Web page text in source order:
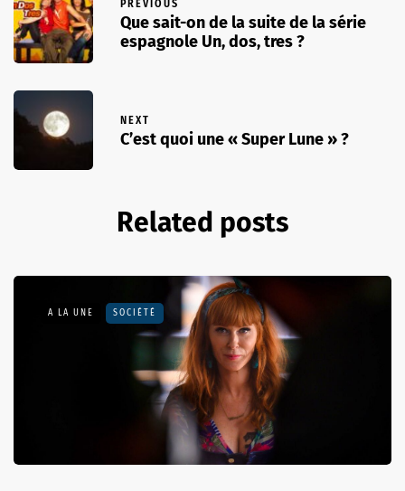
PREVIOUS
Que sait-on de la suite de la série
espagnole Un, dos, tres ?
NEXT
C’est quoi une « Super Lune » ?
Related posts
A LA UNE SOCIÉTÉ